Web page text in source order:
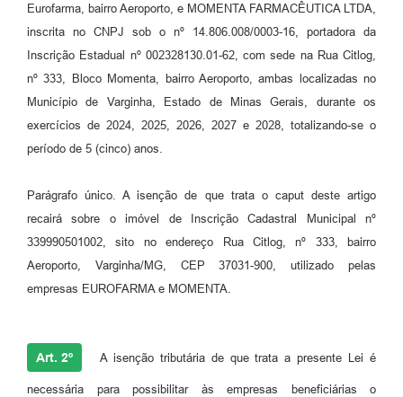
Eurofarma, bairro Aeroporto, e MOMENTA FARMACÊUTICA LTDA,
inscrita no CNPJ sob o nº 14.806.008/0003-16, portadora da
Inscrição Estadual nº 002328130.01-62, com sede na Rua Citlog,
nº 333, Bloco Momenta, bairro Aeroporto, ambas localizadas no
Município de Varginha, Estado de Minas Gerais, durante os
exercícios de 2024, 2025, 2026, 2027 e 2028, totalizando-se o
período de 5 (cinco) anos.
Parágrafo único. A isenção de que trata o caput deste artigo
recairá sobre o imóvel de Inscrição Cadastral Municipal nº
339990501002, sito no endereço Rua Citlog, nº 333, bairro
Aeroporto, Varginha/MG, CEP 37031-900, utilizado pelas
empresas EUROFARMA e MOMENTA.
Art. 2º A isenção tributária de que trata a presente Lei é
necessária para possibilitar às empresas beneficiárias o